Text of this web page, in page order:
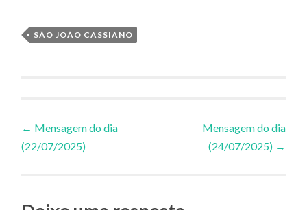
SÃO JOÃO CASSIANO
Navegação
de
Posts
← Mensagem do dia
(22/07/2025)
Mensagem do dia
(24/07/2025) →